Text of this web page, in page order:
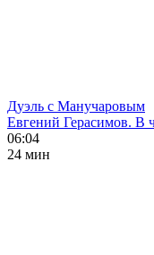
Дуэль с Манучаровым
Евгений Герасимов. В
06:04
24 мин